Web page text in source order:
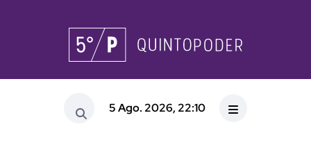
5 Ago. 2026, 22:10